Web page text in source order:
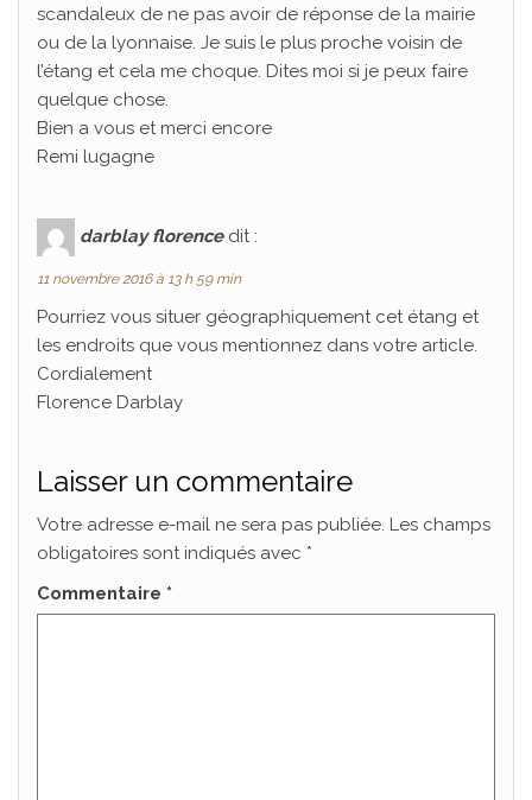
scandaleux de ne pas avoir de réponse de la mairie
ou de la lyonnaise. Je suis le plus proche voisin de
l’étang et cela me choque. Dites moi si je peux faire
quelque chose.
Bien a vous et merci encore
Remi lugagne
darblay florence dit :
11 novembre 2016 à 13 h 59 min
Pourriez vous situer géographiquement cet étang et
les endroits que vous mentionnez dans votre article.
Cordialement
Florence Darblay
Laisser un commentaire
Votre adresse e-mail ne sera pas publiée. Les champs
obligatoires sont indiqués avec *
Commentaire *